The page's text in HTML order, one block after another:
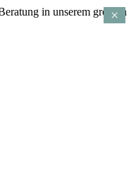
in unserem grossen
×